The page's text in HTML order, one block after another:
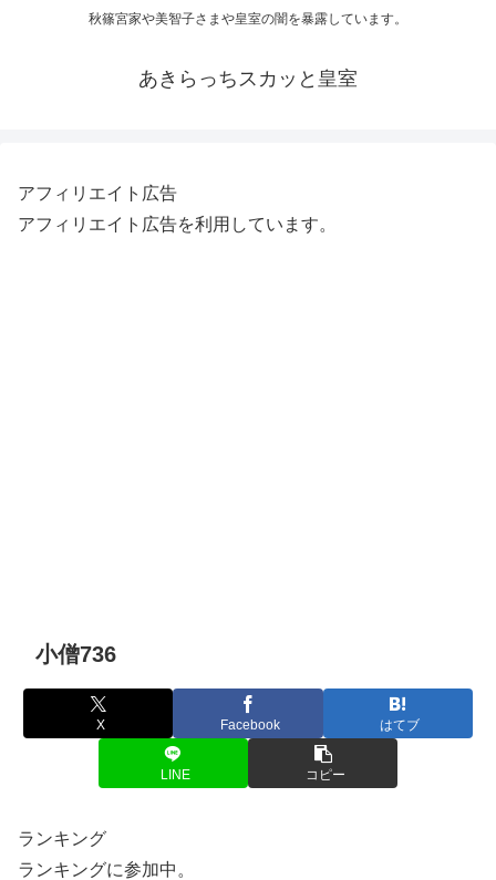
秋篠宮家や美智子さまや皇室の闇を暴露しています。
あきらっちスカッと皇室
アフィリエイト広告
アフィリエイト広告を利用しています。
小僧736
X Facebook はてブ
LINE コピー
ランキング
ランキングに参加中。